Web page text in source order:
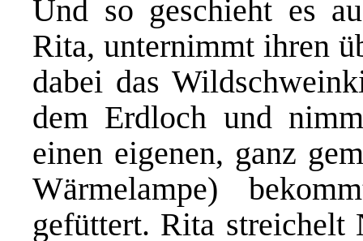
Und so geschieht es
Rita, unternimmt ihren
dabei das
dem Erdloch und
einen eigenen, ganz
Wärmelampe)
gefüttert. Rita streichelt